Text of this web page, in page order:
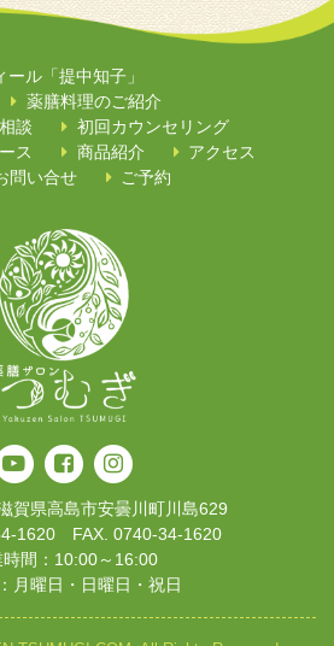
ール「提中知子」
薬膳料理のご紹介
談
初回カウンセリング
ス
商品紹介
アクセス
問い合せ ご予約
賀県高島市安曇川町川島629
1620 FAX. 0740-34-1620
時間：10:00～16:00
月曜日・日曜日・祝日